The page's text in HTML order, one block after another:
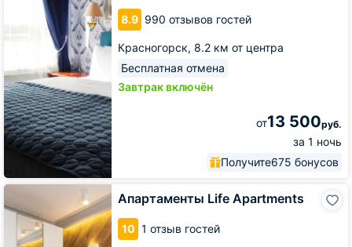
8.9 990 отзывов гостей
Красногорск, 8.2 км от центра
Бесплатная отмена
Завтрак включён
от13 500руб.
за 1 ночь
Получите675 бонусов
Апартаменты Life Apartments
10 1 отзыв гостей
Апартаменты
Life
Apartments